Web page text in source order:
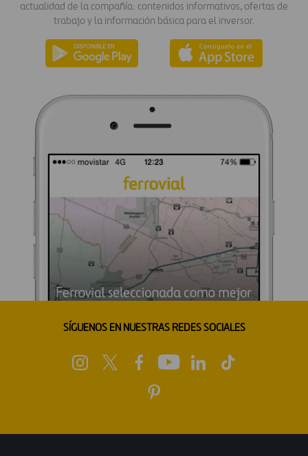
actualidad de la compañía: contenidos informativos, ofertas de
trabajo y la información básica para el inversor.
SÍGUENOS EN NUESTRAS REDES SOCIALES